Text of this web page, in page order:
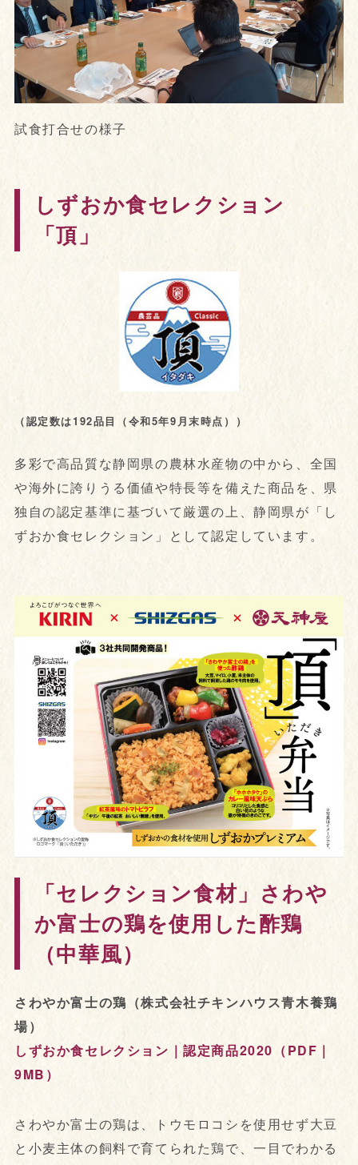
試食打合せの様子
しずおか食セレクション
「頂」
（認定数は192品目（令和5年9月末時点））
多彩で高品質な静岡県の農林水産物の中から、全国
や海外に誇りうる価値や特長等を備えた商品を、県
独自の認定基準に基づいて厳選の上、静岡県が「し
ずおか食セレクション」として認定しています。
「セレクション食材」さわや
か富士の鶏を使用した酢鶏
（中華風）
さわやか富士の鶏（株式会社チキンハウス青木養鶏
場）
しずおか食セレクション｜認定商品2020（PDF｜
9MB）
さわやか富士の鶏は、トウモロコシを使用せず大豆
と小麦主体の飼料で育てられた鶏で、一目でわかる